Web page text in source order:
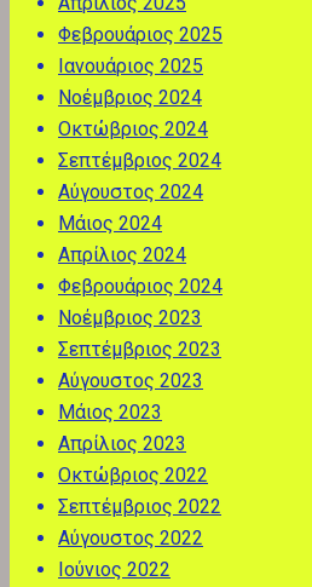
Φεβρουάριος 2025
Ιανουάριος 2025
Νοέμβριος 2024
Οκτώβριος 2024
Σεπτέμβριος 2024
Αύγουστος 2024
Μάιος 2024
Απρίλιος 2024
Φεβρουάριος 2024
Νοέμβριος 2023
Σεπτέμβριος 2023
Αύγουστος 2023
Μάιος 2023
Απρίλιος 2023
Οκτώβριος 2022
Σεπτέμβριος 2022
Αύγουστος 2022
Ιούνιος 2022